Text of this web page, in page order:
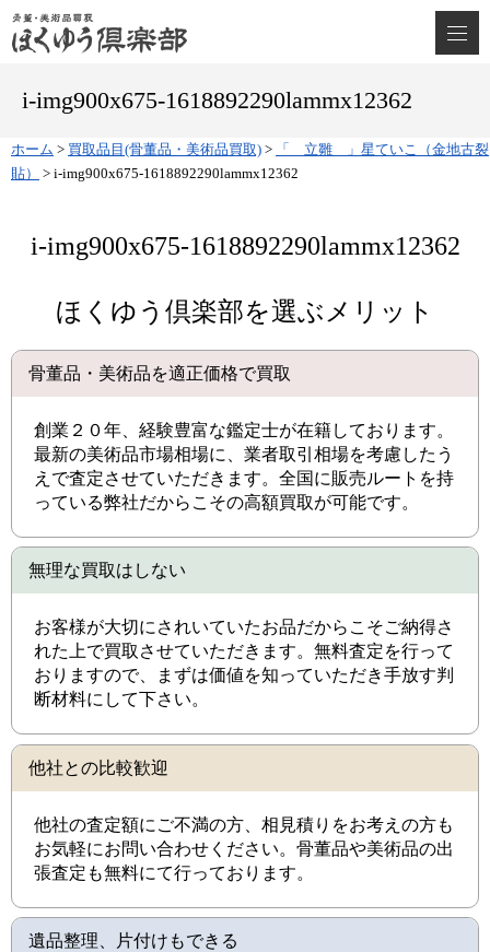
i-img900x675-1618892290lammx12362
ホーム > 買取品目(骨董品・美術品買取) >
「 立雛 」星ていこ（金地古裂
貼）
> i-img900x675-1618892290lammx12362
i-img900x675-1618892290lammx12362
ほくゆう倶楽部を選ぶメリット
骨董品・美術品を適正価格で買取
創業２０年、経験豊富な鑑定士が在籍しております。
最新の美術品市場相場に、業者取引相場を考慮したう
えで査定させていただきます。全国に販売ルートを持
っている弊社だからこその高額買取が可能です。
無理な買取はしない
お客様が大切にされいていたお品だからこそご納得さ
れた上で買取させていただきます。無料査定を行って
おりますので、まずは価値を知っていただき手放す判
断材料にして下さい。
他社との比較歓迎
他社の査定額にご不満の方、相見積りをお考えの方も
お気軽にお問い合わせください。骨董品や美術品の出
張査定も無料にて行っております。
遺品整理、片付けもできる